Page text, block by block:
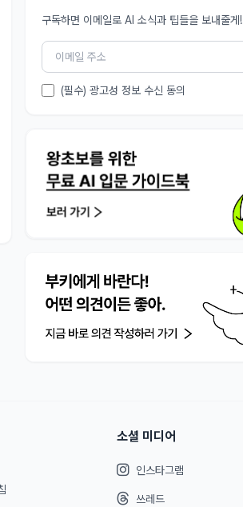
구독하면 이메일로 AI 소식과 팁들을 보내줄게!
(필수) 광고성 정보 수신 동의
소셜 미디어
인스타그램
쓰레드